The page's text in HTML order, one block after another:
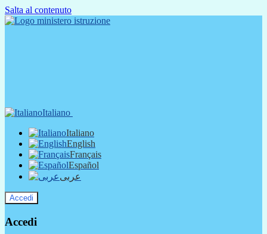
Salta al contenuto
Italiano
Italiano
English
Français
Español
عربى
Accedi
Accedi